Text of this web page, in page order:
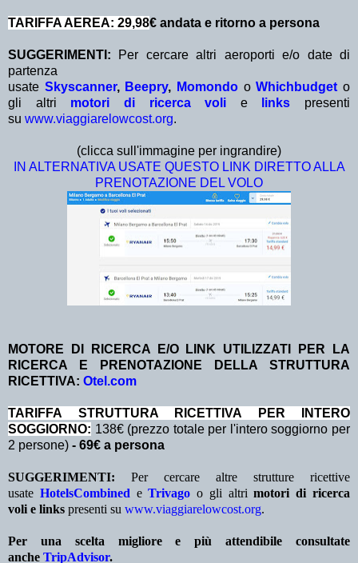
TARIFFA AEREA: 29,98€ andata e ritorno a persona
SUGGERIMENTI: Per cercare altri aeroporti e/o date di
partenza
usate Skyscanner, Beepry, Momondo oWhichbudget o
gli altri motori di ricerca voli e links presenti
su www.viaggiarelowcost.org.
(clicca sull'immagine per ingrandire)
IN ALTERNATIVA USATE QUESTO LINK DIRETTO ALLA
PRENOTAZIONE DEL VOLO
MOTORE DI RICERCA E/O LINK UTILIZZATI PER LA
RICERCA E PRENOTAZIONE DELLA STRUTTURA
RICETTIVA: Otel.com
TA RIFFA STRUTTURA RICETTIVA PER INTERO
SOGGIORNO: 138€ (prezzo totale per l'intero soggiorno per
2 persone) - 69€ a persona
SUGGERIMENTI: Per cercare altre strutture ricettive
usate HotelsCombined eTrivago o gli altrimotori di ricerca
voli e links presenti su www.viaggiarelowcost.org.
Per una scelta migliore e più attendibile consultate
anche TripAdvisor.